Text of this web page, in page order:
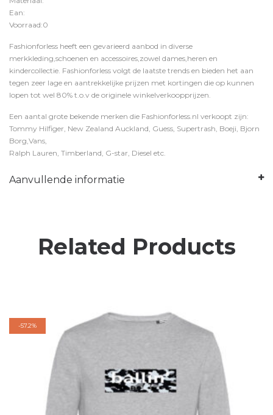
Ean:
Voorraad:0
Fashionforless heeft een gevarieerd aanbod in diverse
merkkleding,schoenen en accessoires,zowel dames,heren en
kindercollectie. Fashionforless volgt de laatste trends en bieden het aan
tegen zeer lage en aantrekkelijke prijzen met kortingen die op kunnen
lopen tot wel 80% t.o.v de originele winkelverkoopprijzen.
Een aantal grote bekende merken die Fashionforless.nl verkoopt zijn:
Tommy Hilfiger, New Zealand Auckland, Guess, Supertrash, Boeji, Bjorn
Borg,Vans,
Ralph Lauren, Timberland, G-star, Diesel etc.
Aanvullende informatie
Related Products
-57.2%